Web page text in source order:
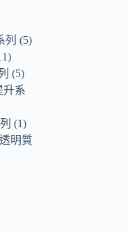
列
5
5
升系
1
明質